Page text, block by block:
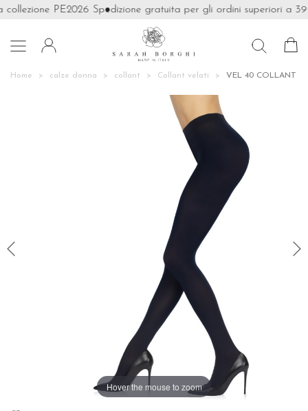
PE2026 Spedizione gratuita per gli ordini superiori a 39€

Home calze donna collant Collant velati VEL 40 COLLANT
Hover the mouse to zoom